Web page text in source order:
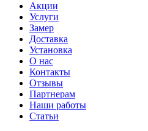
Акции
Услуги
Замер
Доставка
Установка
О нас
Контакты
Отзывы
Партнерам
Наши работы
Статьи